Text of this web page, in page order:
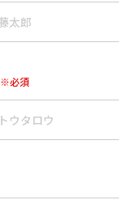
※必須